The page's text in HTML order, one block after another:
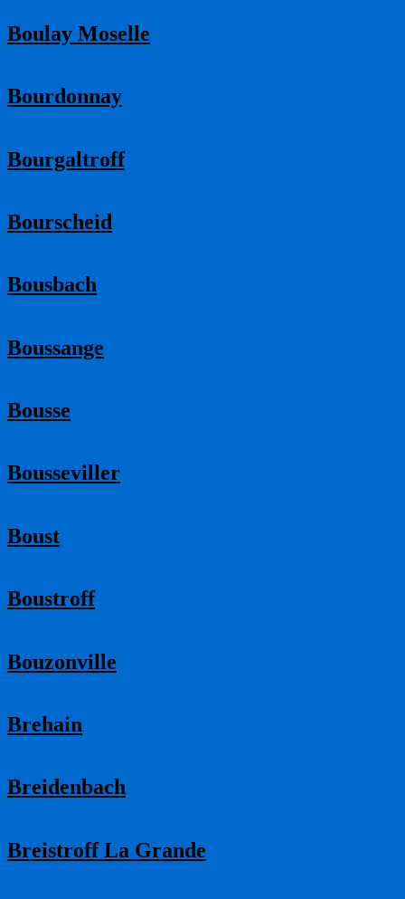
Boulay Moselle
Bourdonnay
Bourgaltroff
Bourscheid
Bousbach
Boussange
Bousse
Bousseviller
Boust
Boustroff
Bouzonville
Brehain
Breidenbach
Breistroff La Grande